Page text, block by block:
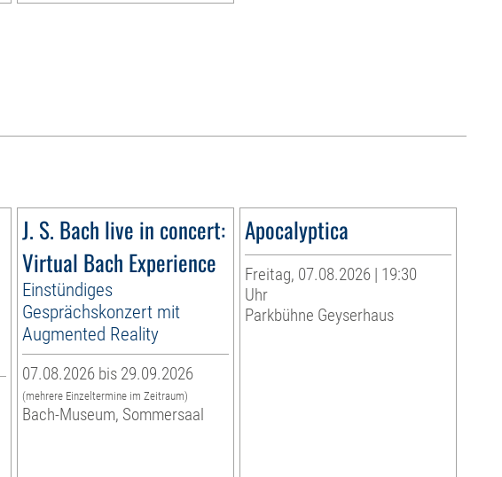
J. S. Bach live in concert:
Virtual Bach Experience
Einstündiges
Gesprächskonzert mit
Augmented Reality
07.08.2026 bis 29.09.2026
(mehrere Einzeltermine im Zeitraum)
Bach-Museum, Sommersaal
Apocalyptica
Freitag, 07.08.2026 | 19:30
Uhr
Parkbühne Geyserhaus